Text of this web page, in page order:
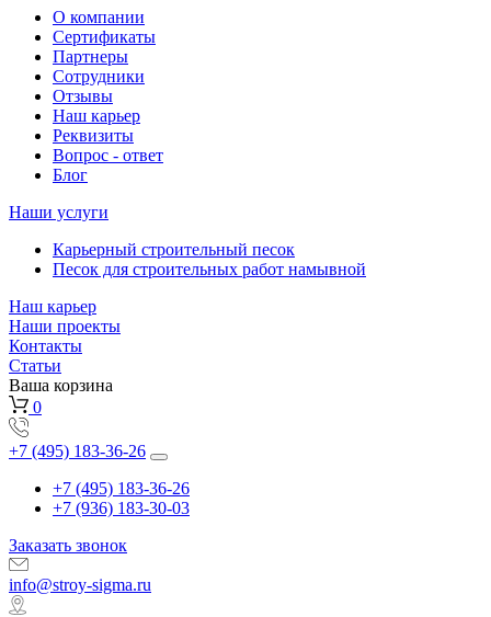
О компании
Сертификаты
Партнеры
Сотрудники
Отзывы
Наш карьер
Реквизиты
Вопрос - ответ
Блог
Наши услуги
Карьерный строительный песок
Песок для строительных работ намывной
Наш карьер
Наши проекты
Контакты
Статьи
Ваша корзина
0
+7 (495) 183-36-26
+7 (495) 183-36-26
+7 (936) 183-30-03
Заказать звонок
info@stroy-sigma.ru